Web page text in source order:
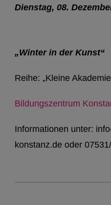
Dienstag, 08.
„Winter in der Kunst“
Reihe: „Kleine
Bildungszentrum
Informationen unter:
konstanz.de oder